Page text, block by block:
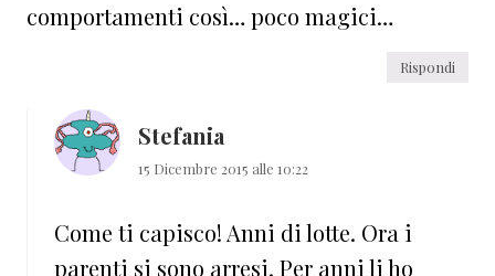
comportamenti così… poco magici…
Rispondi
Stefania
15 Dicembre 2015 alle 10:22
Come ti capisco! Anni di lotte. Ora i
parenti si sono arresi. Per anni li ho